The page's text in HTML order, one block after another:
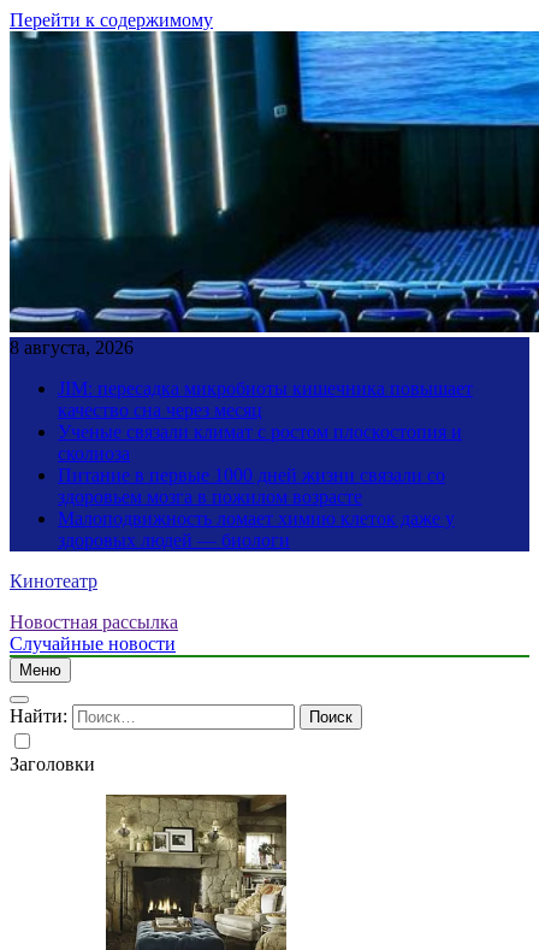
Перейти к содержимому
8 августа, 2026
JIM: пересадка микробиоты кишечника повышает
качество сна через месяц
Ученые связали климат с ростом плоскостопия и
сколиоза
Питание в первые 1000 дней жизни связали со
здоровьем мозга в пожилом возрасте
Малоподвижность ломает химию клеток даже у
здоровых людей — биологи
Кинотеатр
Новостная рассылка
Случайные новости
Меню
Найти:
Заголовки